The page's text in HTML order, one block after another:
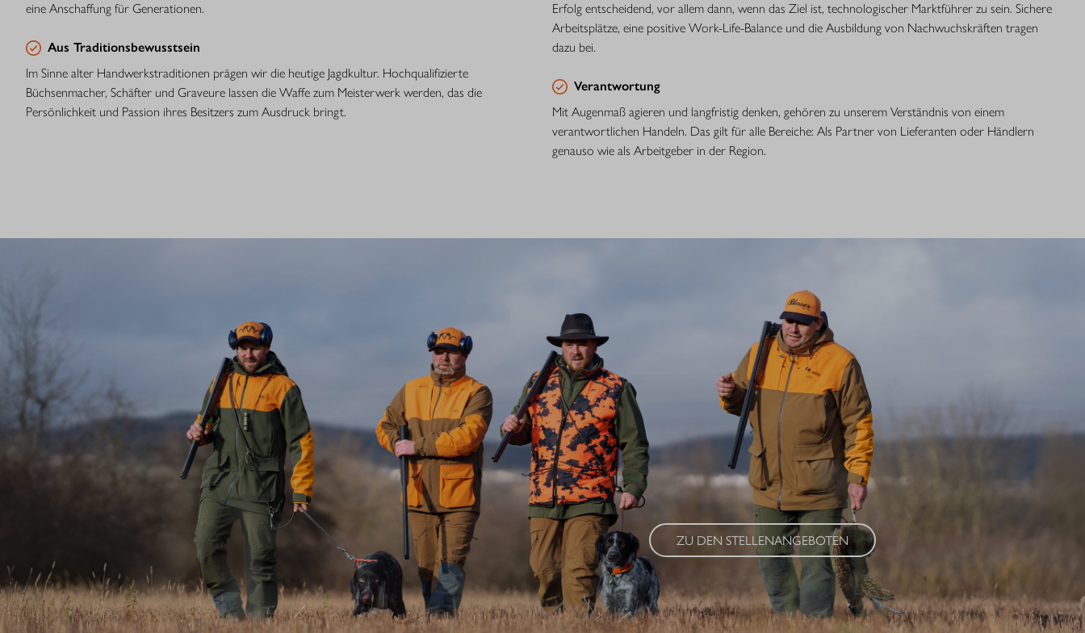
eine Anschaffung für Generationen.
Aus Traditionsbewusstsein
Im Sinne alter Handwerkstraditionen prägen wir die heutige Jagdkultur. Hochqualifizierte
Büchsenmacher, Schäfter und Graveure lassen die Waffe zum Meisterwerk werden, das die
Persönlichkeit und Passion ihres Besitzers zum Ausdruck bringt.
Erfolg entscheidend, vor allem dann, wenn das Ziel ist, technologischer Marktführer zu sein. Sichere
Arbeitsplätze, eine positive Work-Life-Balance und die Ausbildung von Nachwuchskräften tragen
dazu bei.
Verantwortung
Mit Augenmaß agieren und langfristig denken, gehören zu unserem Verständnis von einem
verantwortlichen Handeln. Das gilt für alle Bereiche: Als Partner von Lieferanten oder Händlern
genauso wie als Arbeitgeber in der Region.
FINDEN SIE IHREN TRAUMJOB
Ob Praktikum, Ausbildungsstelle, duales Studium oder eine neue berufliche
Herausforderung – in unserer Stellenbörse finden Sie aktuelle Stellenangebote für
Berufseinsteiger und Berufserfahrene. Bewerben Sie sich jetzt!
ZU DEN STELLENANGEBOTEN